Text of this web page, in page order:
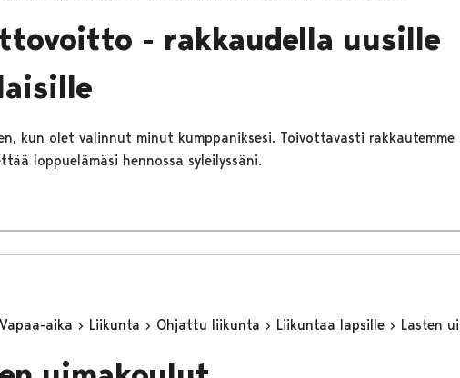
- rakkaudella uusille
kun olet valinnut minut kumppaniksesi. Toivottavasti rakkautemme
loppuelämäsi hennossa syleilyssäni.
Vapaa-aika Liikunta Ohjattu liikunta Liikuntaa lapsille Lasten